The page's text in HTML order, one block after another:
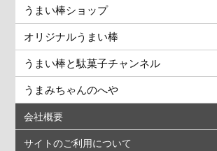
うまい棒ショップ
オリジナルうまい棒
うまい棒と駄菓子チャンネル
うまみちゃんのへや
会社概要
サイトのご利用について